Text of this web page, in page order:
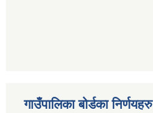
गाउँपालिका बोर्डका निर्णयहरु